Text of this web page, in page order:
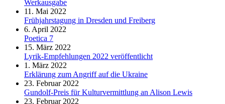
Werkausgabe
11. Mai 2022
Frühjahrstagung in Dresden und Freiberg
6. April 2022
Poetica 7
15. März 2022
Lyrik-Empfehlungen 2022 veröffentlicht
1. März 2022
Erklärung zum Angriff auf die Ukraine
23. Februar 2022
Gundolf-Preis für Kulturvermittlung an Alison Lewis
23. Februar 2022